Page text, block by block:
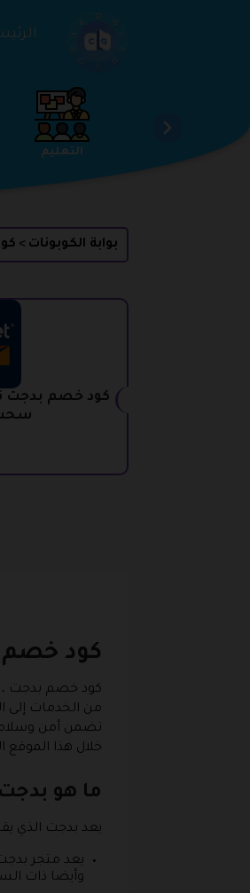
الجمال والعناية الخدمات
بوابة الكوبونات >
كود
كود خصم بدجت ،
من الخدمات إلى
تضمن أمن وسلامة
خلال هذا الموقع
ما هو
يعد بدجت الذي
يعد متجر
وأيضا ذات